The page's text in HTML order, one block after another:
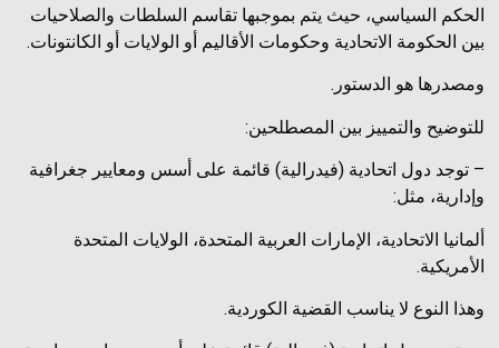
الحكم السياسي، حيث يتم بموجبها تقاسم السلطات والصلاحيات
بين الحكومة الاتحادية وحكومات الأقاليم أو الولايات أو الكانتونات.
ومصدرها هو الدستور.
للتوضيح والتمييز بين المصطلحين:
– توجد دول اتحادية (فيدرالية) قائمة على أسس ومعايير جغرافية
وإدارية، مثل:
ألمانيا الاتحادية، الإمارات العربية المتحدة، الولايات المتحدة
الأمريكية.
وهذا النوع لا يناسب القضية الكوردية.